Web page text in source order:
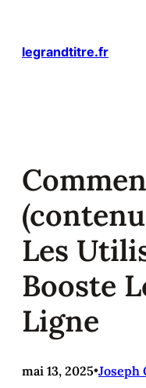
contenu
legrandtitre.fr
Les
Booste
Ligne
mai 13, 2025•Joseph